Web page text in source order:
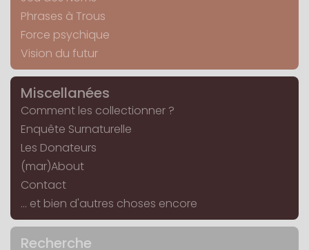
Phrases à Trous
Force psychique
Vision du futur
Miscellanées
Comment les collectionner ?
Enquête Surnaturelle
Les Donateurs
(mar)About
Contact
... et bien d'autres choses encore
Recherche